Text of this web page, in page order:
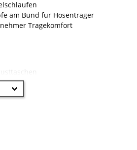
am Bund für Hosenträger
Tragekomfort